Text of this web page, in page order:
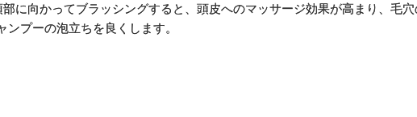
に向かってブラッシングすると、頭皮へのマッサージ効果が高まり、毛
プーの泡立ちを良くします。